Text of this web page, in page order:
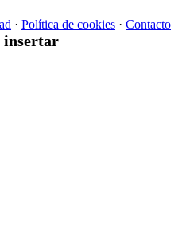
· Política de cookies · Contacto
insertar